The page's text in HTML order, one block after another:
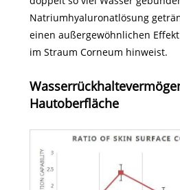
Natriumhyaluronatlösung
einen außergewöhnlichen
im Straum Corneum hinweist.
Hautoberfläche